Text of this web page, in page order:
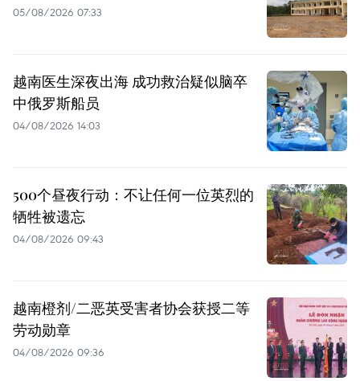
05/08/2026 07:33
越南医生深夜出海 成功救治疑似脑卒
中俄罗斯船员
04/08/2026 14:03
500个昼夜行动：不让任何一位英烈的
牺牲被遗忘
04/08/2026 09:43
越南橙剂/二恶英受害者协会获授二等
劳动勋章
04/08/2026 09:36